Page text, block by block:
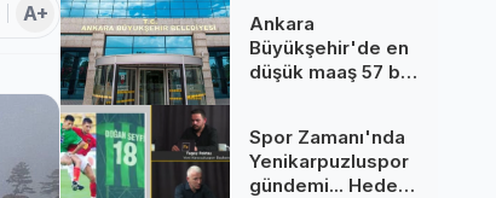
A+
odaklanıyor
Ankara
Büyükşehir'de en
düşük maaş 57 bin
Spor Zamanı'nda
Yenikarpuzluspor
gündemi... Hedef